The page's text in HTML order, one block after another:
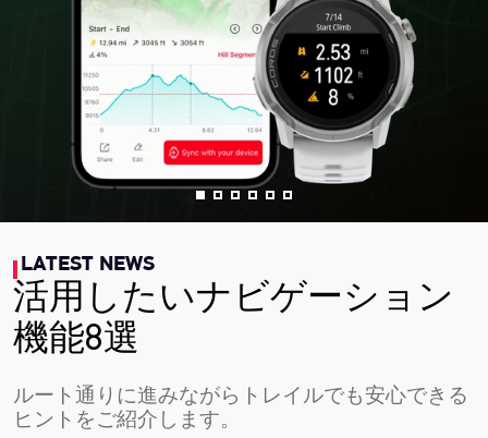
LATEST NEWS
活用したいナビゲーション
機能8選
ルート通りに進みながらトレイルでも安心できる
ヒントをご紹介します。